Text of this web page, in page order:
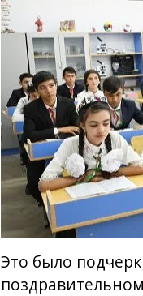
Это было